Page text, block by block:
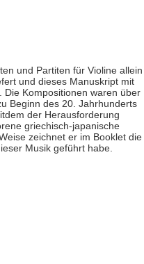
und Partiten für Violine allein
und dieses Manuskript mit
Die Kompositionen waren über
Beginn des 20. Jahrhunderts
der Herausforderung
griechisch-japanische
zeichnet er im Booklet die
Musik geführt habe.